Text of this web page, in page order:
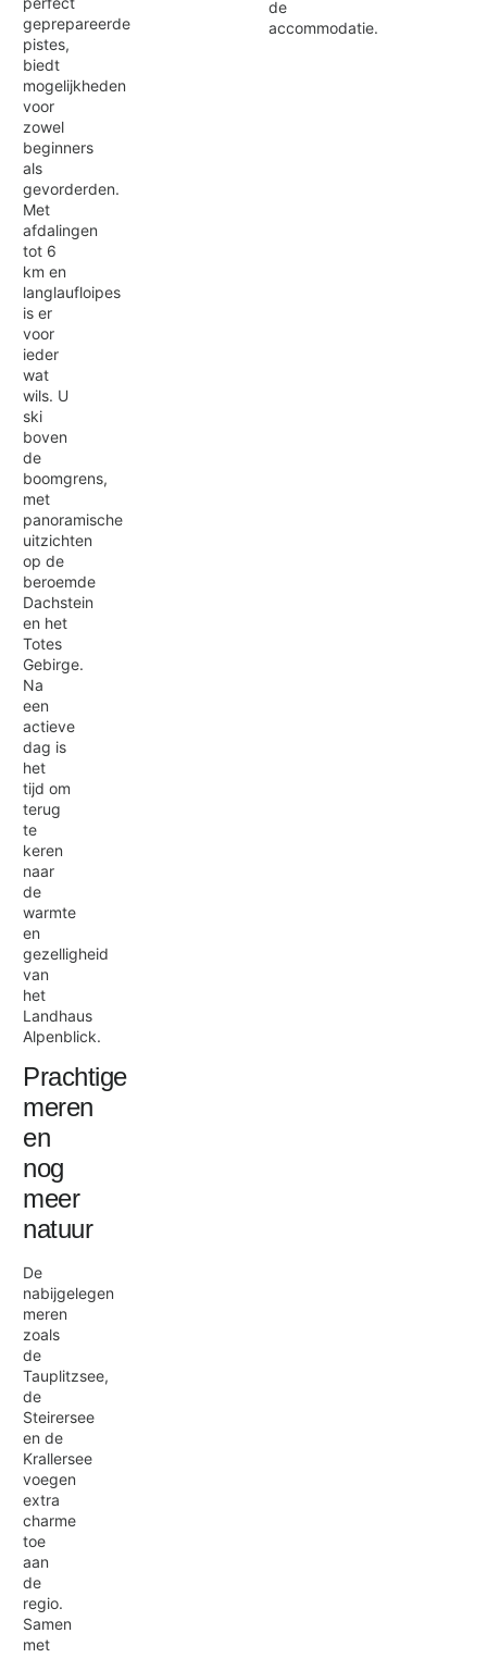
geprepareerde
pistes,
biedt
mogelijkheden
voor
zowel
beginners
als
gevorderden.
Met
afdalingen
tot 6
km en
langlaufloipes
is er
voor
ieder
wat
wils. U
ski
boven
de
boomgrens,
met
panoramische
uitzichten
op de
beroemde
Dachstein
en het
Totes
Gebirge.
Na
een
actieve
dag is
het
tijd om
terug
te
keren
naar
de
warmte
en
gezelligheid
van
het
Landhaus
Alpenblick.
Prachtige
meren
en
nog
meer
natuur
De
nabijgelegen
meren
zoals
de
Tauplitzsee,
de
Steirersee
en de
Krallersee
voegen
extra
charme
toe
aan
de
regio.
Samen
met
de
accommodatie.